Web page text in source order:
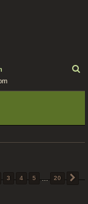
e
3 4 5 … 20